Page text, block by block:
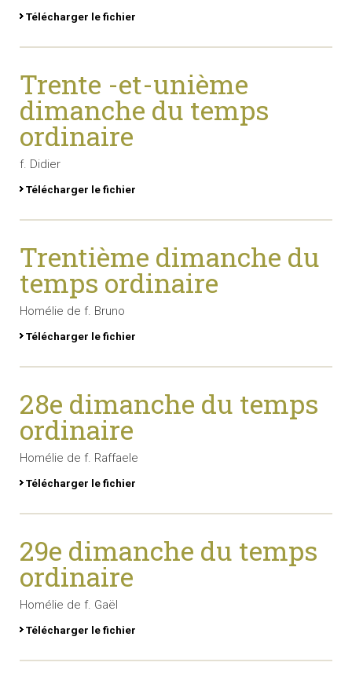
Télécharger le fichier
Trente -et-unième
dimanche du temps
ordinaire
f. Didier
Télécharger le fichier
Trentième dimanche du
temps ordinaire
Homélie de f. Bruno
Télécharger le fichier
28e dimanche du temps
ordinaire
Homélie de f. Raffaele
Télécharger le fichier
29e dimanche du temps
ordinaire
Homélie de f. Gaël
Télécharger le fichier